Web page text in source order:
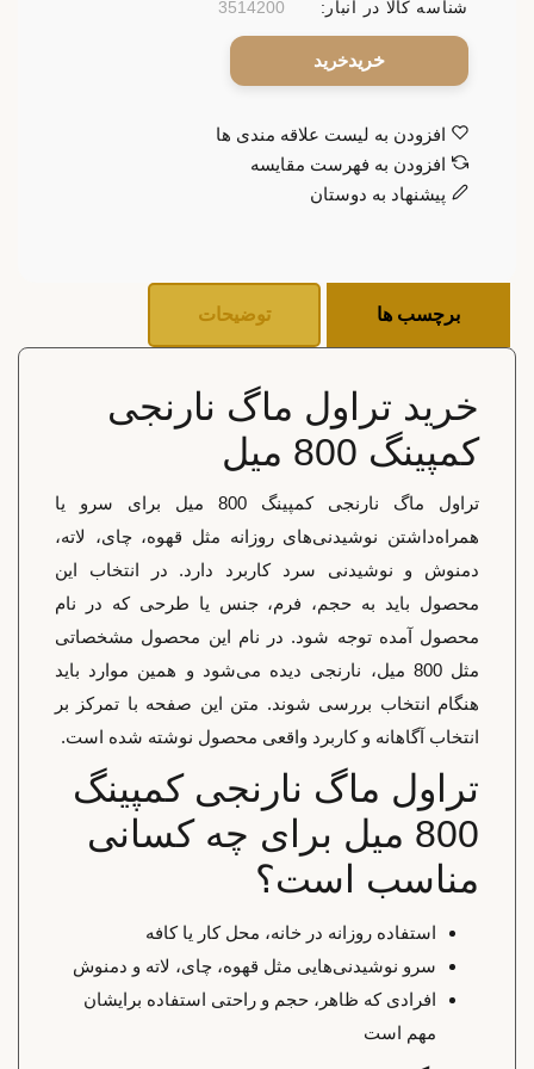
شناسه کالا در انبار: 3514200
خرید
افزودن به لیست علاقه مندی ها
افزودن به فهرست مقایسه
پیشنهاد به دوستان
توضیحات برچسب ها
خرید تراول ماگ نارنجی
کمپینگ 800 میل
تراول ماگ نارنجی کمپینگ 800 میل برای سرو یا
همراه‌داشتن نوشیدنی‌های روزانه مثل قهوه، چای، لاته،
دمنوش و نوشیدنی سرد کاربرد دارد. در انتخاب این
محصول باید به حجم، فرم، جنس یا طرحی که در نام
محصول آمده توجه شود. در نام این محصول مشخصاتی
مثل 800 میل، نارنجی دیده می‌شود و همین موارد باید
هنگام انتخاب بررسی شوند. متن این صفحه با تمرکز بر
انتخاب آگاهانه و کاربرد واقعی محصول نوشته شده است.
تراول ماگ نارنجی کمپینگ
800 میل برای چه کسانی
مناسب است؟
استفاده روزانه در خانه، محل کار یا کافه
سرو نوشیدنی‌هایی مثل قهوه، چای، لاته و دمنوش
افرادی که ظاهر، حجم و راحتی استفاده برایشان
مهم است